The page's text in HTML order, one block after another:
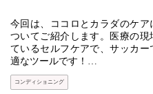
今回は、ココロとカラダのケ
ついてご紹介します。医療の
ているセルフケアで、サッカ
適なツールです！…
コンディショニング